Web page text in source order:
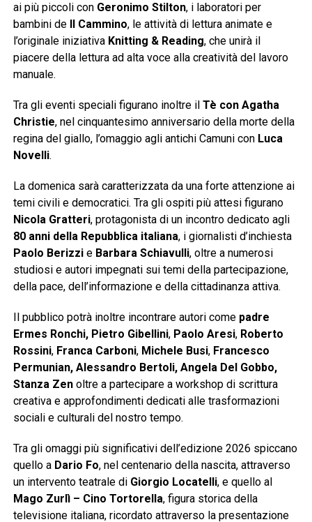
ai più piccoli con Geronimo Stilton, i laboratori per
bambini de
Il Cammino, le attività di lettura animate e
l’originale iniziativa Knitting & Reading, che unirà il
piacere della lettura ad alta voce alla creatività del lavoro
manuale.
Tra gli eventi speciali figurano inoltre il Tè con Agatha
Christie, nel cinquantesimo anniversario della morte della
regina del giallo, l’omaggio agli antichi Camuni con Luca
Novelli.
La domenica sarà caratterizzata da una forte attenzione ai
temi civili e democratici. Tra gli ospiti più attesi figurano
Nicola Gratteri, protagonista di un incontro dedicato agli
80 anni della Repubblica italiana, i giornalisti d’inchiesta
Paolo Berizzie Barbara Schiavulli, oltre a numerosi
studiosi e autori impegnati sui temi della partecipazione,
della pace, dell’informazione e della cittadinanza attiva.
Il pubblico potrà inoltre incontrare autori come padre
Ermes Ronchi, Pietro Gibellini, Paolo Aresi, Roberto
Rossini, Franca Carboni, Michele Busi, Francesco
Permunian, Alessandro Bertoli, Angela Del Gobbo,
Stanza Zenoltre a partecipare a workshop di scrittura
creativa e approfondimenti dedicati alle trasformazioni
sociali e culturali del nostro tempo.
Tra gli omaggi più significativi dell’edizione 2026 spiccano
quello a Dario Fo, nel centenario della nascita, attraverso
un intervento teatrale di Giorgio Locatelli, e quello al
Mago Zurlì – Cino Tortorella, figura storica della
televisione italiana, ricordato attraverso la presentazione